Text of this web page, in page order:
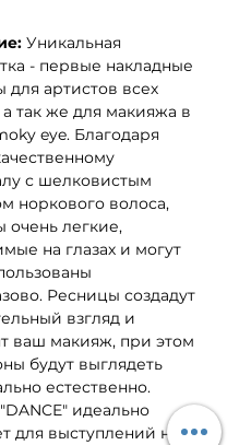
Уникальная
- первые накладные
для артистов всех
так же для макияжа в
eye. Благодаря
с шелковистым
норкового волоса,
очень легкие,
на глазах и могут
Ресницы создадут
взгляд и
ваш макияж, при этом
будут выглядеть
естественно.
идеально
для выступлений на